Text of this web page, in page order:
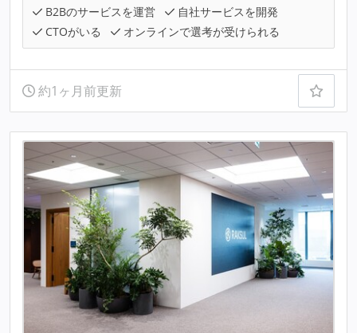
B2Bのサービスを運営
自社サービスを開発
CTOがいる
オンラインで選考が受けられる
約1ヶ月前更新